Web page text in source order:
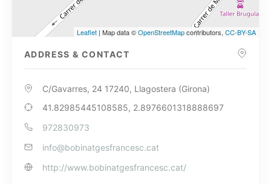
Leaflet | Map data ©OpenStreetMapcontributors, CC-BY-SA
ADDRESS & CONTACT
C/Gavarres, 24 17240, Llagostera (Girona)
41.82985445108585, 2.8976601318888697
972830973
info@bobinatgesfrancesc.cat
http://www.bobinatgesfrancesc.cat/